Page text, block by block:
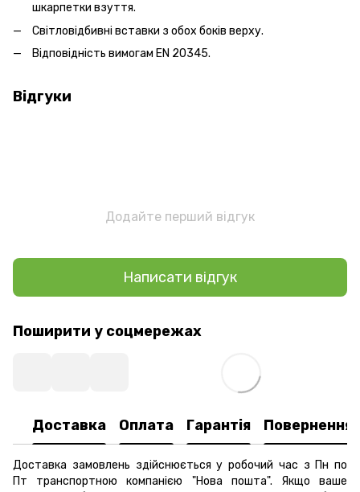
шкарпетки взуття.
Світловідбивні вставки з обох боків верху.
Відповідність вимогам EN 20345.
Відгуки
Додайте перший відгук
Написати відгук
Поширити у соцмережах
Доставка Оплата Гарантія Повернення
Доставка замовлень здійснюється у робочий час з Пн по
Пт транспортною компанією "Нова пошта". Якщо ваше